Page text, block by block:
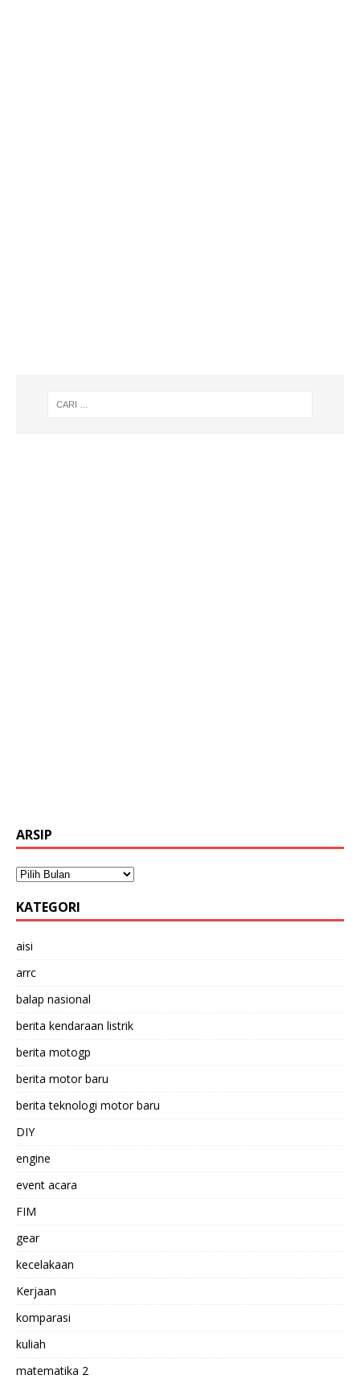
ARSIP
KATEGORI
aisi
arrc
balap nasional
berita kendaraan listrik
berita motogp
berita motor baru
berita teknologi motor baru
DIY
engine
event acara
FIM
gear
kecelakaan
Kerjaan
komparasi
kuliah
matematika 2